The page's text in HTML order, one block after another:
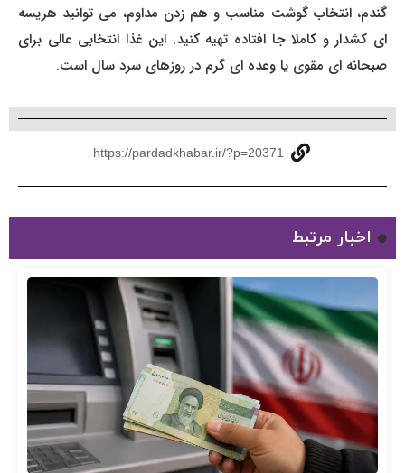
گندم، انتخاب گوشت مناسب و هم زدن مداوم، می توانید هریسه
ای کشدار و کاملا جا افتاده تهیه کنید. این غذا انتخابی عالی برای
صبحانه ای مقوی یا وعده ای گرم در روزهای سرد سال است.
https://pardadkhabar.ir/?p=20371
اخبار مرتبط